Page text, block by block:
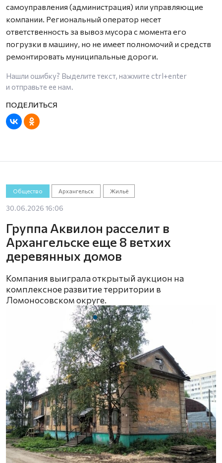
самоуправления (администрация) или управляющие
компании. Региональный оператор несет
ответственность за вывоз мусора с момента его
погрузки в машину, но не имеет полномочий и средств
ремонтировать муниципальные дороги.
Нашли ошибку? Выделите текст, нажмите ctrl+enter
и отправьте ее нам.
Общество Архангельск Жильё
30.06.2026 16:06
Группа Аквилон расселит в
Архангельске еще 8 ветхих
деревянных домов
Компания выиграла открытый аукцион на
комплексное развитие территории в
Ломоносовском округе.